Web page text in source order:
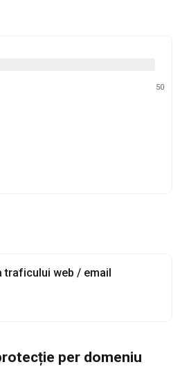
50
traficului web / email
per domeniu